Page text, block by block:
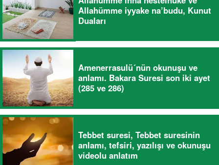
Allahümme iyyake na’budu, Kunut
Duaları
Amenerrasulü´nün okunuşu ve
anlamı. Bakara Suresi son iki ayet
(285 ve 286)
Tebbet suresi, Tebbet suresinin
anlamı, tefsiri, yazılışı ve okunuşu
videolu anlatım